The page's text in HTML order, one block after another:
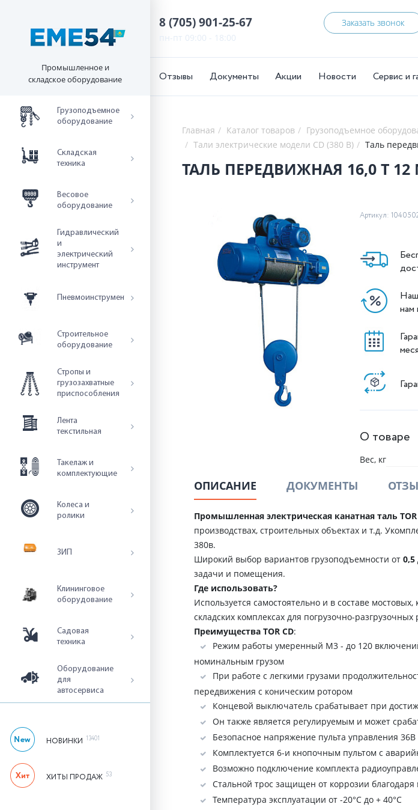
Промышленное и
складское оборудование
Грузоподъемное
оборудование
Складская
техника
Весовое
оборудование
Гидравлический
и
электрический
инструмент
Пневмоинструмент
Строительное
оборудование
Стропы и
грузозахватные
приспособления
Лента
текстильная
Такелаж и
комплектующие
Колеса и
ролики
ЗИП
Клининговое
оборудование
Садовая
техника
Оборудование
для
автосервиса
НОВИНКИ 13401
ХИТЫ ПРОДАЖ 53
8 (705) 901-25-67
пн-пт 09:00 - 18:00
Заказать звонок
Отзывы Документы Акции Новости Сервис и
Главная Каталог товаров Грузоподъемное
Тали электрические модели CD (380 В)
Таль
ТАЛЬ ПЕРЕДВИЖНАЯ 16,0 Т 12
Артикул:
нам
О товаре
Вес, кг
ОПИСАНИЕ ДОКУМЕНТЫ
Промышленная электрическая канатная таль TOR
производствах, строительных объектах и т.д.
380в.
Широкий выбор вариантов грузоподъемности от 0,5
задачи и помещения.
Где использовать?
Используется самостоятельно и в составе
складских комплексах для погрузочно-разгрузочных
Преимущества TOR CD:
Режим работы умеренный М3 - до 120
номинальным грузом
При работе с легкими грузами
передвижения с коническим ротором
Концевой выключатель срабатывает при
Он также является регулируемым и может
Безопасное напряжение пульта управления 36В
Комплектуется 6-и кнопочным пультом с
Возможно подключение комплекта
Стальной трос защищен от коррозии
Температура эксплуатации от -20°C до + 40°C